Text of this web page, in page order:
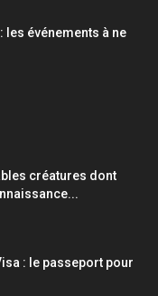
les événements à ne
créatures dont
: le passeport pour